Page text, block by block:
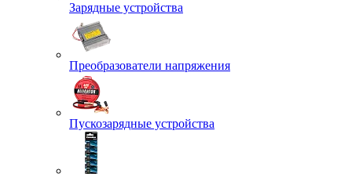
Зарядные устройства
Преобразователи напряжения
Пускозарядные устройства